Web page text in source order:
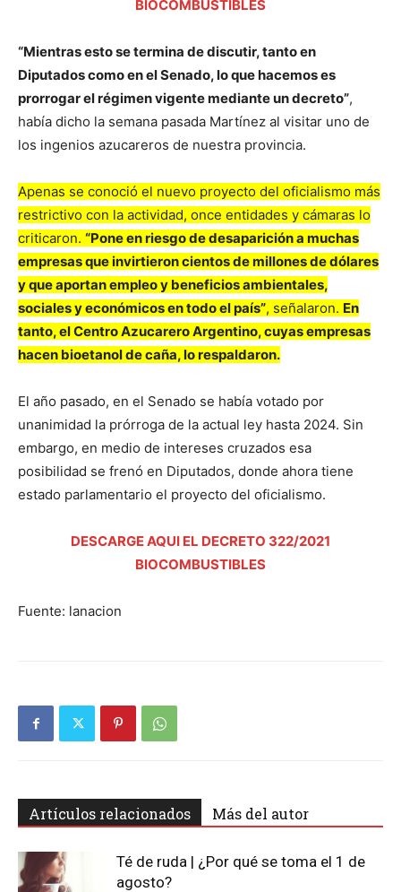
BIOCOMBUSTIBLES
“Mientras esto se termina de discutir, tanto en
Diputados como en el Senado, lo que hacemos es
prorrogar el régimen vigente mediante un decreto”,
había dicho la semana pasada Martínez al visitar uno de
los ingenios azucareros de nuestra provincia.
Apenas se conoció el nuevo proyecto del oficialismo más
restrictivo con la actividad, once entidades y cámaras lo
criticaron. “Pone en riesgo de desaparición a muchas
empresas que invirtieron cientos de millones de dólares
y que aportan empleo y beneficios ambientales,
sociales y económicos en todo el país”, señalaron. En
tanto, el Centro Azucarero Argentino, cuyas empresas
hacen bioetanol de caña, lo respaldaron.
El año pasado, en el Senado se había votado por
unanimidad la prórroga de la actual ley hasta 2024. Sin
embargo, en medio de intereses cruzados esa
posibilidad se frenó en Diputados, donde ahora tiene
estado parlamentario el proyecto del oficialismo.
DESCARGE AQUI EL DECRETO 322/2021
BIOCOMBUSTIBLES
Fuente: lanacion
Artículos relacionados Más del autor
Té de ruda | ¿Por qué se toma el 1 de
agosto?